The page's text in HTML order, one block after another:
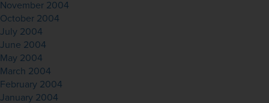
November 2004
October 2004
July 2004
June 2004
May 2004
March 2004
February 2004
January 2004